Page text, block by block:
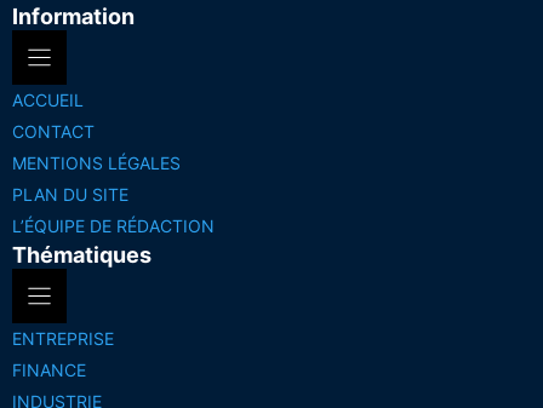
Information
ACCUEIL
CONTACT
MENTIONS LÉGALES
PLAN DU SITE
L’ÉQUIPE DE RÉDACTION
Thématiques
ENTREPRISE
FINANCE
INDUSTRIE